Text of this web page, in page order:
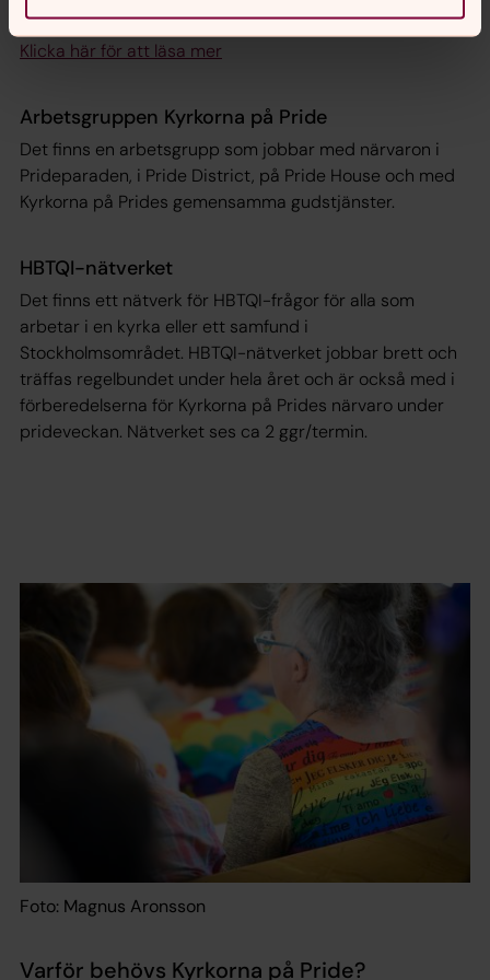
Pride
Klicka här för att läsa mer
Arbetsgruppen Kyrkorna på Pride
Det finns en arbetsgrupp som jobbar med närvaron i
Prideparaden, i Pride District, på Pride House och med
Kyrkorna på Prides gemensamma gudstjänster.
HBTQI-nätverket
Det finns ett nätverk för HBTQI-frågor för alla som
arbetar i en kyrka eller ett samfund i
Stockholmsområdet. HBTQI-nätverket jobbar brett och
träffas regelbundet under hela året och är också med i
förberedelserna för Kyrkorna på Prides närvaro under
prideveckan. Nätverket ses ca 2 ggr/termin.
Foto: Magnus Aronsson
Varför behövs Kyrkorna på Pride?